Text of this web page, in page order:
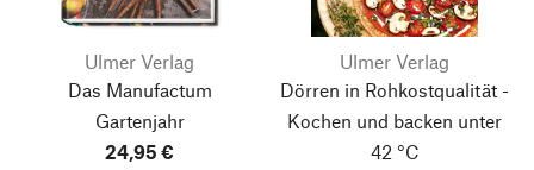
Ulmer Verlag
Das Manufactum
Gartenjahr
24,95 €
Ulmer Verlag
Dörren in Rohkostqualität -
Kochen und backen unter
42 °C